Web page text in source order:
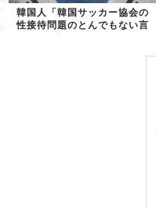
韓国人「韓国サッカー協会の
性接待問題のとんでもない言